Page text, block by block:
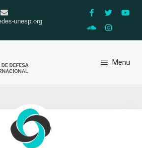
unesp.org
Menu